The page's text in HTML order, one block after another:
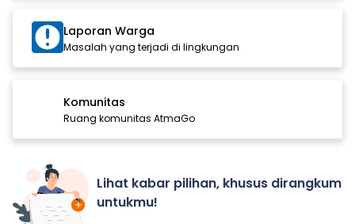
Laporan Warga
Masalah yang terjadi di lingkungan
Komunitas
Ruang komunitas AtmaGo
Lihat kabar pilihan, khusus dirangkum
untukmu!